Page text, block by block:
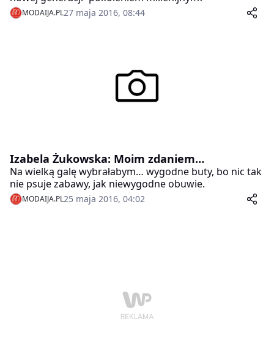
MODAIJA.PL27 maja 2016, 08:44
Izabela Żukowska: Moim zdaniem…
Na wielką galę wybrałabym… wygodne buty, bo nic tak
nie psuje zabawy, jak niewygodne obuwie.
MODAIJA.PL25 maja 2016, 04:02